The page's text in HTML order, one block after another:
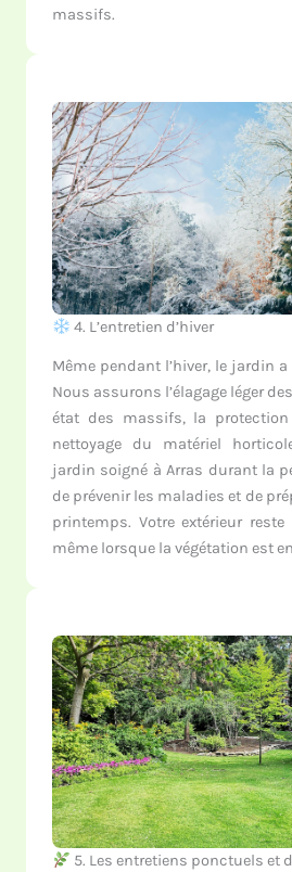
massifs.
4. L’entretien d’hiver
Même pendant l’hiver, le jardin
Nous assurons l’élagage léger
état des massifs, la
nettoyage du matériel
jardin soigné à Arras durant la
de prévenir les maladies et de
printemps. Votre extérieur
même lorsque la végétation est
5. Les entretiens ponctuels et